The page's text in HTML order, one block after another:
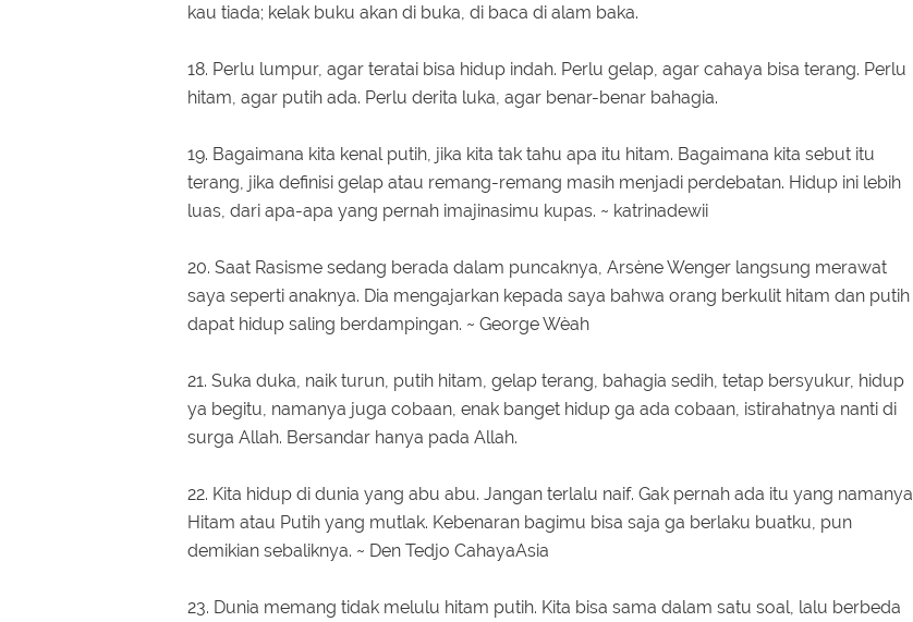
kau tiada; kelak buku akan di buka, di baca di alam baka.
18. Perlu lumpur, agar teratai bisa hidup indah. Perlu gelap, agar cahaya bisa terang. Perlu
hitam, agar putih ada. Perlu derita luka, agar benar-benar bahagia.
19. Bagaimana kita kenal putih, jika kita tak tahu apa itu hitam. Bagaimana kita sebut itu
terang, jika definisi gelap atau remang-remang masih menjadi perdebatan. Hidup ini lebih
luas, dari apa-apa yang pernah imajinasimu kupas. ~ katrinadewii
20. Saat Rasisme sedang berada dalam puncaknya, Arsène Wenger langsung merawat
saya seperti anaknya. Dia mengajarkan kepada saya bahwa orang berkulit hitam dan putih
dapat hidup saling berdampingan. ~ George Wèah
21. Suka duka, naik turun, putih hitam, gelap terang, bahagia sedih, tetap bersyukur, hidup
ya begitu, namanya juga cobaan, enak banget hidup ga ada cobaan, istirahatnya nanti di
surga Allah. Bersandar hanya pada Allah.
22. Kita hidup di dunia yang abu abu. Jangan terlalu naif. Gak pernah ada itu yang namanya
Hitam atau Putih yang mutlak. Kebenaran bagimu bisa saja ga berlaku buatku, pun
demikian sebaliknya. ~ Den Tedjo CahayaAsia
23. Dunia memang tidak melulu hitam putih. Kita bisa sama dalam satu soal, lalu berbeda